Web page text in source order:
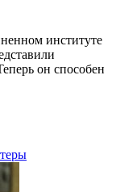
институте
он способен